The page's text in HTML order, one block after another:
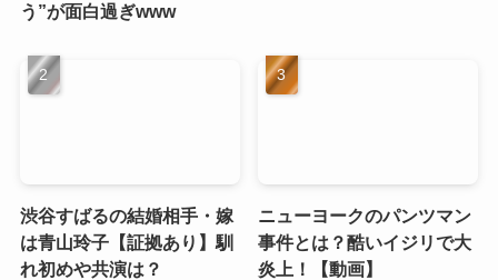
う”が面白過ぎwww
渋谷すばるの結婚相手・嫁
は青山玲子【証拠あり】馴
れ初めや共演は？
ニューヨークのパンツマン
事件とは？酷いイジリで大
炎上！【動画】